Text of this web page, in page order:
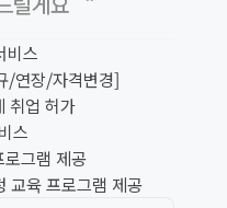
비스
/연장/자격변경]
취업 허가
스
그램 제공
교육 프로그램 제공